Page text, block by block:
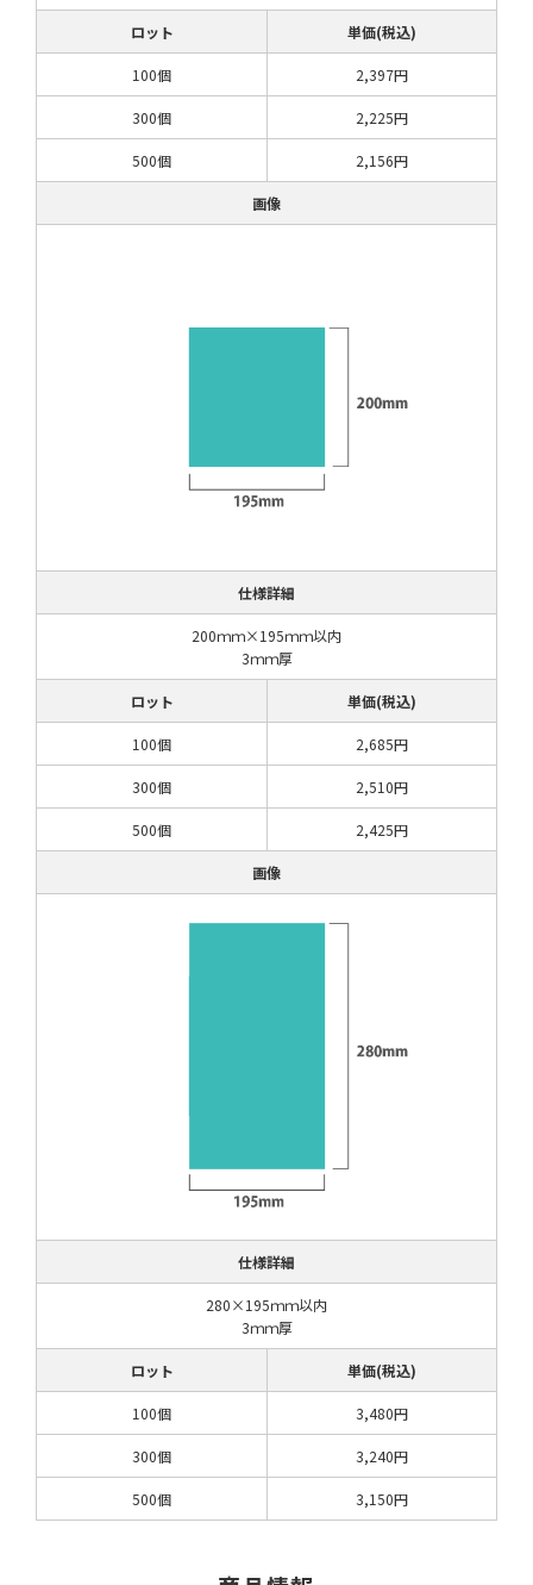
ロット 単価(税込)
100個 2,397円
300個 2,225円
500個 2,156円
画像
仕様詳細
200ｍｍ×195ｍｍ以内
3ｍｍ厚
ロット 単価(税込)
100個 2,685円
300個 2,510円
500個 2,425円
画像
仕様詳細
280×195ｍｍ以内
3ｍｍ厚
ロット 単価(税込)
100個 3,480円
300個 3,240円
500個 3,150円